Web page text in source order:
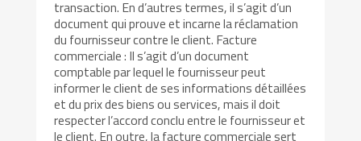
transaction. En d’autres termes, il s’agit d’un
document qui prouve et incarne la réclamation
du fournisseur contre le client. Facture
commerciale : Il s’agit d’un document
comptable par lequel le fournisseur peut
informer le client de ses informations détaillées
et du prix des biens ou services, mais il doit
respecter l’accord conclu entre le fournisseur et
le client. En outre, la facture commerciale sert